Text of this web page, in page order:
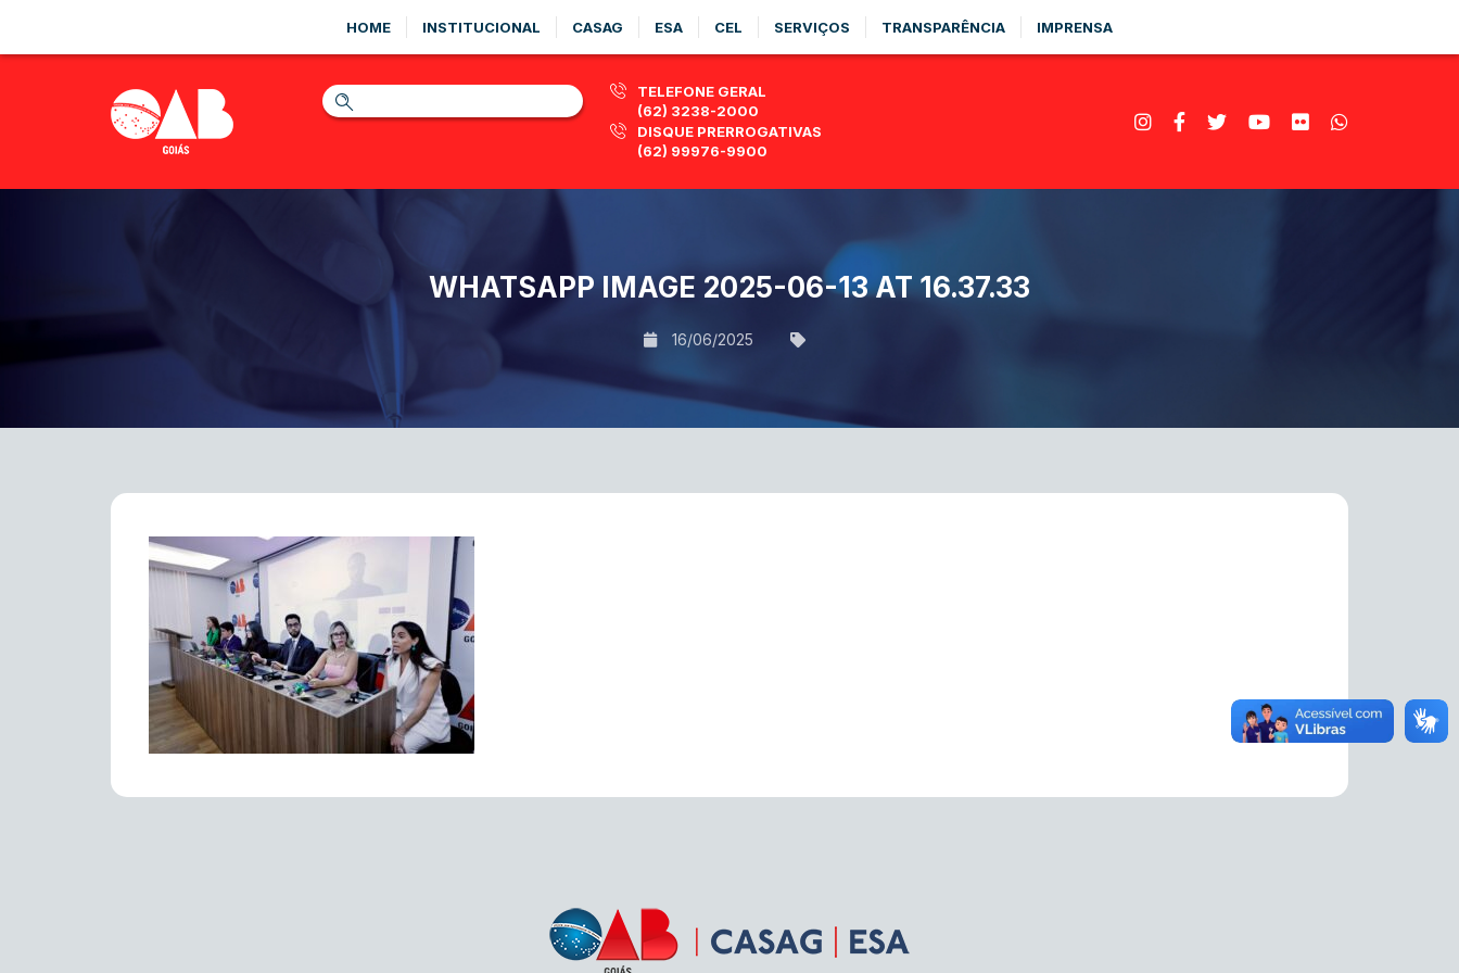
HOME INSTITUCIONAL CASAG ESA CEL SERVIÇOS TRANSPARÊNCIA IMPRENSA
TELEFONE GERAL
(62) 3238-2000
DISQUE PRERROGATIVAS
(62) 99976-9900
WHATSAPP IMAGE 2025-06-13 AT 16.37.33
16/06/2025